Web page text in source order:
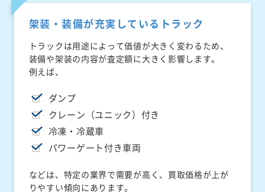
架装・装備が充実しているトラック
トラックは用途によって価値が大きく変わるため、
装備や架装の内容が査定額に大きく影響します。
例えば、
ダンプ
クレーン（ユニック）付き
冷凍・冷蔵車
パワーゲート付き車両
などは、特定の業界で需要が高く、買取価格が上が
りやすい傾向にあります。